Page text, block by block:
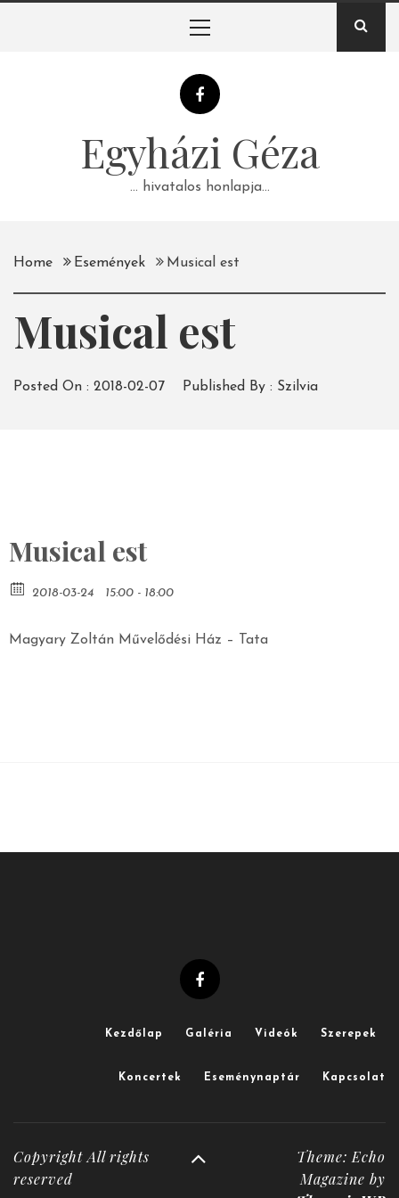
Egyházi Géza
… hivatalos honlapja…
Home Események Musical est
Musical est
Posted On : 2018-02-07 Published By : Szilvia
Musical est
2018-03-24 15:00 - 18:00
Magyary Zoltán Művelődési Ház – Tata
Kezdőlap Galéria Videók Szerepek
Koncertek Eseménynaptár Kapcsolat
Copyright All rights
reserved
Theme: Echo
Magazine by